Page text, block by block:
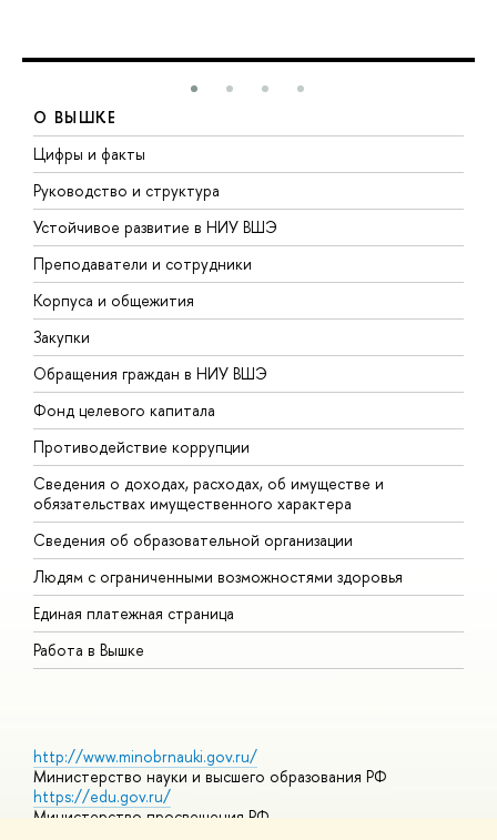
О ВЫШКЕ
Цифры и факты
Руководство и структура
Устойчивое развитие в НИУ ВШЭ
Преподаватели и сотрудники
Корпуса и общежития
Закупки
Обращения граждан в НИУ ВШЭ
Фонд целевого капитала
Противодействие коррупции
Сведения о доходах, расходах, об имуществе и
обязательствах имущественного характера
Сведения об образовательной организации
Людям с ограниченными возможностями здоровья
Единая платежная страница
Работа в Вышке
http://www.minobrnauki.gov.ru/
Министерство науки и высшего образования РФ
https://edu.gov.ru/
Министерство просвещения РФ